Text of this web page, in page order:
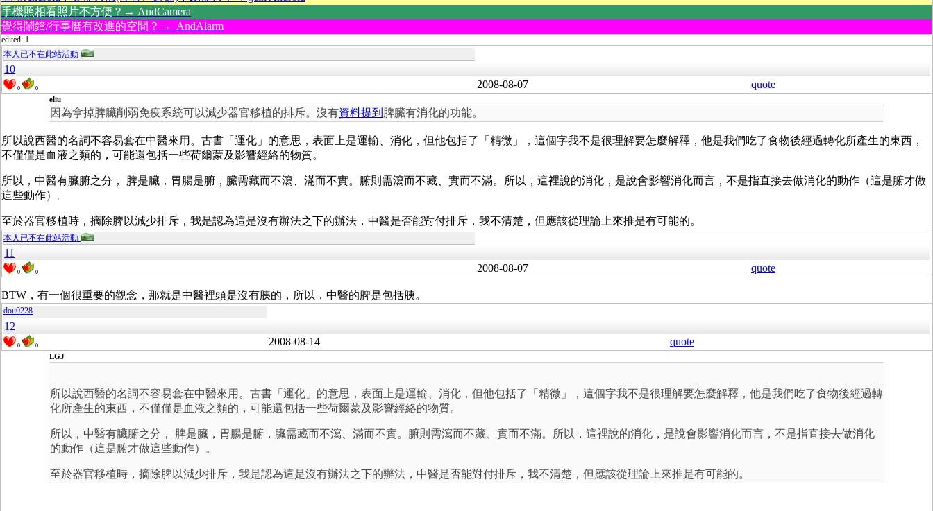
手機照相看照片不方便？→ AndCamera
覺得鬧鐘/行事曆有改進的空間？→ AndAlarm
edited: 1
本人已不在此站活動
10
0 0 2008-08-07 quote
eliu
因為拿掉脾臟削弱免疫系統可以減少器官移植的排斥。沒有資料提到 脾臟有消化的功能。
所以說西醫的名詞不容易套在中醫來用。古書「運化」的意思，表面上是運輸、消化，但他包括了「精微」，這個字我不是很理解要怎麼解釋，他是我們吃了食物後經過轉化所產生的東西，
不僅僅是血液之類的，可能還包括一些荷爾蒙及影響經絡的物質。
所以，中醫有臟腑之分， 脾是臟，胃腸是腑，臟需藏而不瀉、滿而不實。腑則需瀉而不藏、實而不滿。所以，這裡說的消化，是說會影響消化而言，不是指直接去做消化的動作（這是腑才做
這些動作）。
至於器官移植時，摘除脾以減少排斥，我是認為這是沒有辦法之下的辦法，中醫是否能對付排斥，我不清楚，但應該從理論上來推是有可能的。
本人已不在此站活動
11
0 0 2008-08-07 quote
BTW，有一個很重要的觀念，那就是中醫裡頭是沒有胰的，所以，中醫的脾是包括胰。
dou0228
12
0 0 2008-08-14 quote
LGJ
所以說西醫的名詞不容易套在中醫來用。古書「運化」的意思，表面上是運輸、消化，但他包括了「精微」，這個字我不是很理解要怎麼解釋，他是我們吃了食物後經過轉
化所產生的東西，不僅僅是血液之類的，可能還包括一些荷爾蒙及影響經絡的物質。
所以，中醫有臟腑之分， 脾是臟，胃腸是腑，臟需藏而不瀉、滿而不實。腑則需瀉而不藏、實而不滿。所以，這裡說的消化，是說會影響消化而言，不是指直接去做消化
的動作（這是腑才做這些動作）。
至於器官移植時，摘除脾以減少排斥，我是認為這是沒有辦法之下的辦法，中醫是否能對付排斥，我不清楚，但應該從理論上來推是有可能的。